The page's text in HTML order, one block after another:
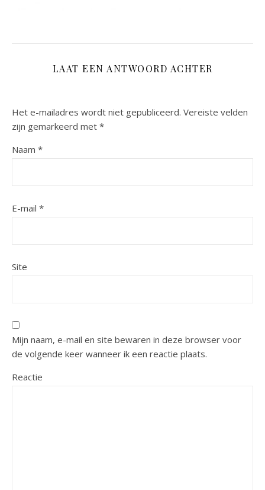
LAAT EEN ANTWOORD ACHTER
Het e-mailadres wordt niet gepubliceerd. Vereiste velden
zijn gemarkeerd met *
Naam *
E-mail *
Site
Mijn naam, e-mail en site bewaren in deze browser voor
de volgende keer wanneer ik een reactie plaats.
Reactie